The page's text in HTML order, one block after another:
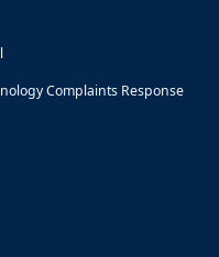
Complaints Response